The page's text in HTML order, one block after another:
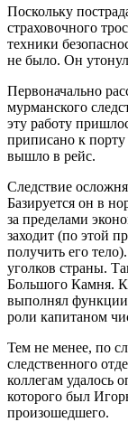
Поскольку
страховочного
техники
не было. Он
Первоначально
мурманского
эту работу
приписано к
вышло в рейс.
Следствие
Базируется он в
за пределами
заходит (по этой
получить его
уголков страны.
Большого Камня.
выполнял функции
роли капитаном
Тем не менее, по
следственного
коллегам удалось
которого был
произошедшего.